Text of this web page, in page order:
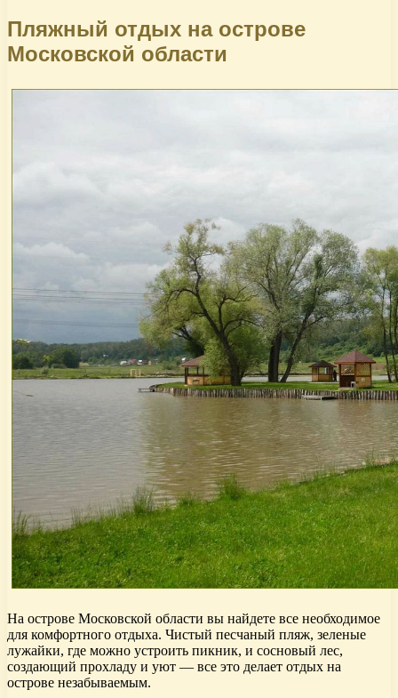
Пляжный отдых на острове
Московской области
На острове Московской области вы найдете все необходимое
для комфортного отдыха. Чистый песчаный пляж, зеленые
лужайки, где можно устроить пикник, и сосновый лес,
создающий прохладу и уют — все это делает отдых на
острове незабываемым.